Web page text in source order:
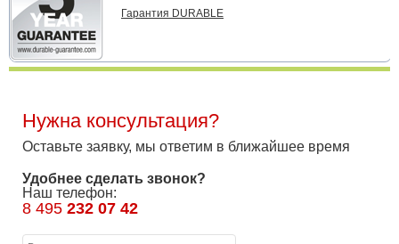
Гарантия DURABLE
Нужна консультация?
Оставьте заявку, мы ответим в ближайшее время
Удобнее сделать звонок?
Наш телефон:
8 495 232 07 42